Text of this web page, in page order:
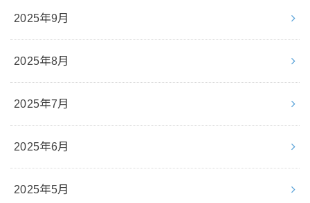
2025年9月
2025年8月
2025年7月
2025年6月
2025年5月